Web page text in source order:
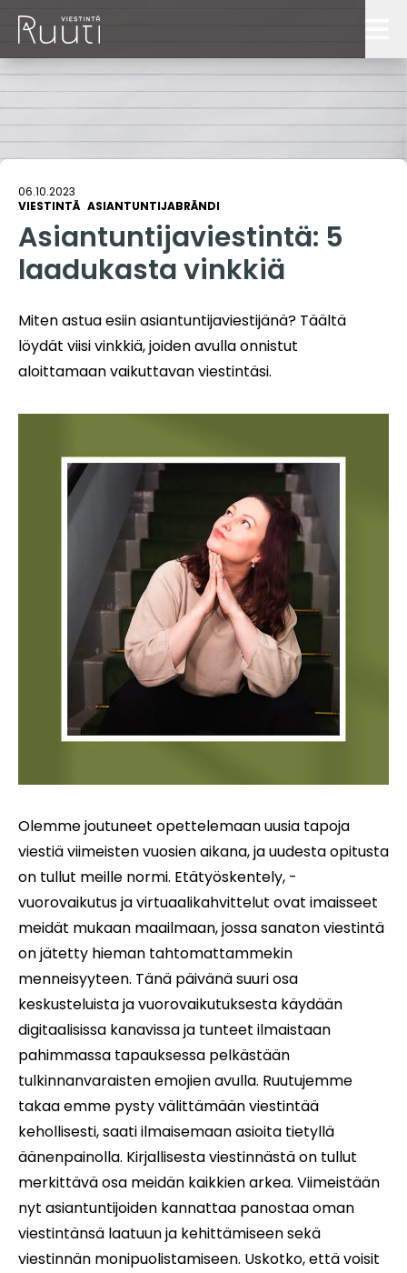
Blogi
Ruutitynnyri
Ruudinkeksijät
Referenssit
COPYWRITE: Ruutia kirjoittamiseen
06.10.2023
VIESTINTÄ ASIANTUNTIJABRÄNDI
Asiantuntijaviestintä: 5
laadukasta vinkkiä
Miten astua esiin asiantuntijaviestijänä? Täältä
löydät viisi vinkkiä, joiden avulla onnistut
aloittamaan vaikuttavan viestintäsi.
Olemme joutuneet opettelemaan uusia tapoja
viestiä viimeisten vuosien aikana, ja uudesta opitusta
on tullut meille normi. Etätyöskentely, -
vuorovaikutus ja virtuaalikahvittelut ovat imaisseet
meidät mukaan maailmaan, jossa sanaton viestintä
on jätetty hieman tahtomattammekin
menneisyyteen. Tänä päivänä suuri osa
keskusteluista ja vuorovaikutuksesta käydään
digitaalisissa kanavissa ja tunteet ilmaistaan
pahimmassa tapauksessa pelkästään
tulkinnanvaraisten emojien avulla. Ruutujemme
takaa emme pysty välittämään viestintää
kehollisesti, saati ilmaisemaan asioita tietyllä
äänenpainolla. Kirjallisesta viestinnästä on tullut
merkittävä osa meidän kaikkien arkea. Viimeistään
nyt asiantuntijoiden kannattaa panostaa oman
viestintänsä laatuun ja kehittämiseen sekä
viestinnän monipuolistamiseen. Uskotko, että voisit